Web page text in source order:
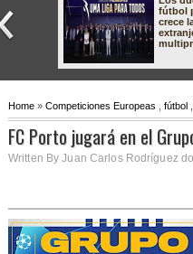
fútbol
crece
Home » Competiciones Europeas fútbol
FC Porto jugará en el
Written By Juan Carlos Rodríguez